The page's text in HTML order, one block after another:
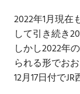
2022年1月現在
して引き続き
しかし2022年
られる形でお
12月17日付で